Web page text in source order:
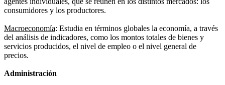
consumidores y los productores.
Macroeconomía: Estudia en términos globales la economía, a través
del análisis de indicadores, como los montos totales de bienes y
servicios producidos, el nivel de empleo o el nivel general de
precios.
Administración